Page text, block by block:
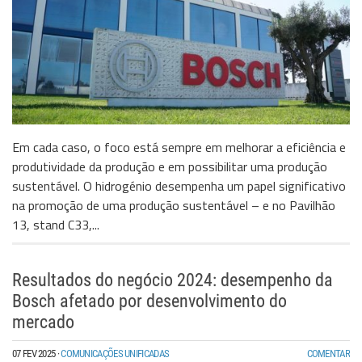
Em cada caso, o foco está sempre em melhorar a eficiência e
produtividade da produção e em possibilitar uma produção
sustentável. O hidrogénio desempenha um papel significativo
na promoção de uma produção sustentável – e no Pavilhão
13, stand C33,...
Resultados do negócio 2024: desempenho da
Bosch afetado por desenvolvimento do
mercado
07 FEV 2025·COMUNICAÇÕES UNIFICADAS COMENTAR